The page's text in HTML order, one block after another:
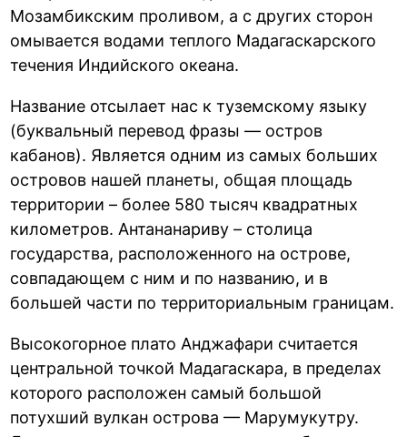
Мозамбикским проливом, а с других сторон
омывается водами теплого Мадагаскарского
течения Индийского океана.
Название отсылает нас к туземскому языку
(буквальный перевод фразы — остров
кабанов). Является одним из самых больших
островов нашей планеты, общая площадь
территории – более 580 тысяч квадратных
километров. Антананариву – столица
государства, расположенного на острове,
совпадающем с ним и по названию, и в
большей части по территориальным границам.
Высокогорное плато Анджафари считается
центральной точкой Мадагаскара, в пределах
которого расположен самый большой
потухший вулкан острова — Марумукутру.